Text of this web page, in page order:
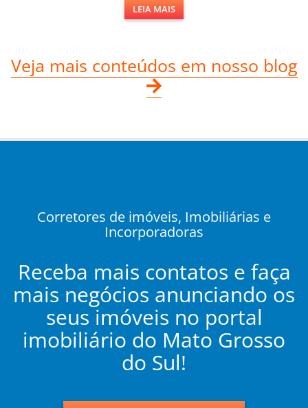
LEIA MAIS
Veja mais conteúdos em nosso blog
Corretores de imóveis, Imobiliárias e
Incorporadoras
Receba mais contatos e faça
mais negócios anunciando os
seus imóveis no portal
imobiliário do Mato Grosso
do Sul!